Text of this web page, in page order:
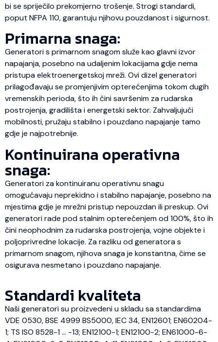
bi se spriječilo prekomjerno trošenje. Strogi standardi,
poput NFPA 110, garantuju njihovu pouzdanost i sigurnost.
Primarna snaga:
Generatori s primarnom snagom služe kao glavni izvor
napajanja, posebno na udaljenim lokacijama gdje nema
pristupa elektroenergetskoj mreži. Ovi dizel generatori
prilagođavaju se promjenjivim opterećenjima tokom dugih
vremenskih perioda, što ih čini savršenim za rudarska
postrojenja, gradilišta i energetski sektor. Zahvaljujući
mobilnosti, pružaju stabilno i pouzdano napajanje tamo
gdje je najpotrebnije.
Kontinuirana operativna
snaga:
Generatori za kontinuiranu operativnu snagu
omogućavaju neprekidno i stabilno napajanje, posebno na
mjestima gdje je mrežni pristup nepouzdan ili preskup. Ovi
generatori rade pod stalnim opterećenjem od 100%, što ih
čini neophodnim za rudarska postrojenja, vojne objekte i
poljoprivredne lokacije. Za razliku od generatora s
primarnom snagom, njihova snaga je konstantna, čime se
osigurava nesmetano i pouzdano napajanje.
Standardi kvaliteta
Naši generatori su proizvedeni u skladu sa standardima
VDE 0530, BSE 4999 BS5000, IEC 34, EN12601; EN60204-
1; TS ISO 8528-1 … -13; EN12100-1; EN12100-2; EN61000-6-